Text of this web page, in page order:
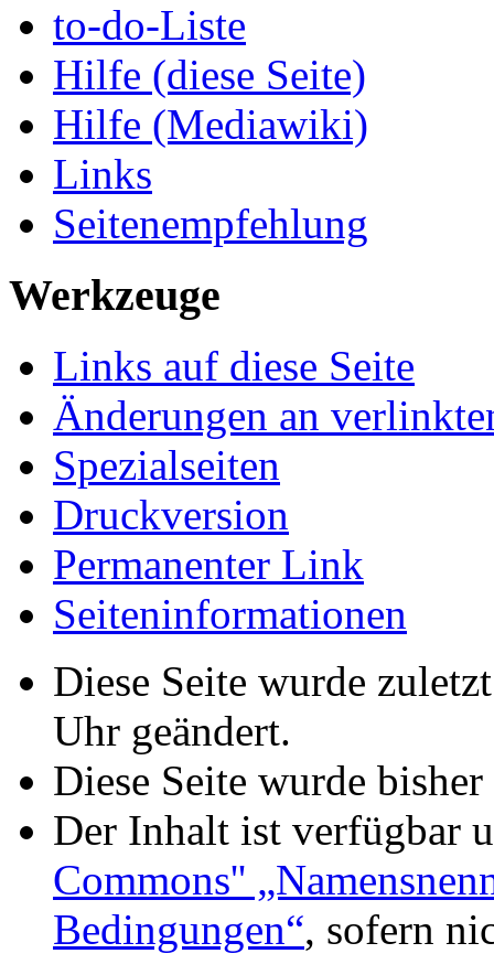
to-do-Liste
Hilfe (diese Seite)
Hilfe (Mediawiki)
Links
Seitenempfehlung
Werkzeuge
Links auf diese Seite
Änderungen an
Spezialseiten
Druckversion
Permanenter Link
Seiteninformationen
Diese Seite wurde
Uhr geändert.
Diese Seite wurde
Der Inhalt ist verfügbar
Commons''
Bedingungen“, sofern